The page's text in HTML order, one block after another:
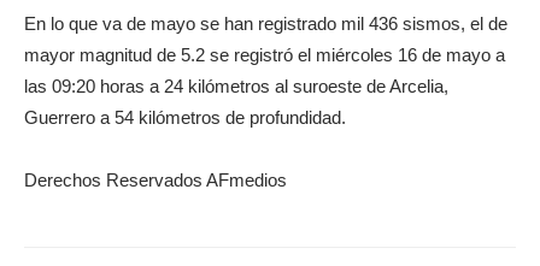
En lo que va de mayo se han registrado mil 436 sismos, el de
mayor magnitud de 5.2 se registró el miércoles 16 de mayo a
las 09:20 horas a 24 kilómetros al suroeste de Arcelia,
Guerrero a 54 kilómetros de profundidad.
Derechos Reservados AFmedios